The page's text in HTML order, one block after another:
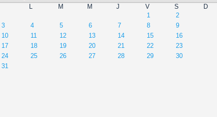
L
M M J V S
D
1
2
3
4 5 6 7 8
9
10
11 12 13 14 15
16
17
18 19 20 21 22
23
24
25 26 27 28 29
30
31